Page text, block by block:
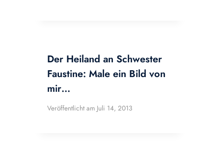
Der Heiland an Schwester
Faustine: Male ein Bild von
mir…
Veröffentlicht am Juli 14, 2013